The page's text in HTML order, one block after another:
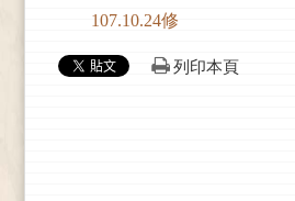
107.10.24修
列印本頁